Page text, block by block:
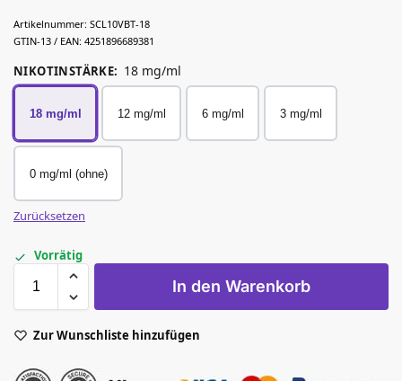
Artikelnummer: SCL10VBT-18
GTIN-13 / EAN: 4251896689381
NIKOTINSTÄRKE: 18 mg/ml
18 mg/ml 12 mg/ml 6 mg/ml 3 mg/ml
0 mg/ml (ohne)
Zurücksetzen
Vorrätig
In den Warenkorb
Zur Wunschliste hinzufügen